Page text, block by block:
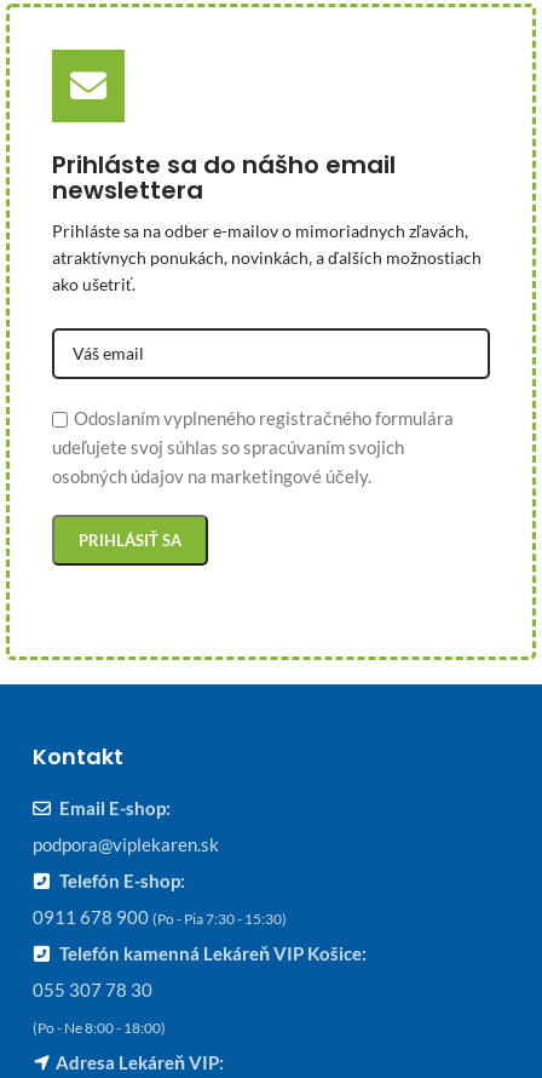
Prihláste sa do nášho email
newslettera
Prihláste sa na odber e-mailov o mimoriadnych zľavách,
atraktívnych ponukách, novinkách, a ďalších možnostiach
ako ušetriť.
Odoslaním vyplneného registračného formulára
udeľujete svoj súhlas so spracúvaním svojich
osobných údajov na marketingové účely.
Kontakt
Email E-shop:
podpora@viplekaren.sk
Telefón E-shop:
0911 678 900 (Po - Pia 7:30 - 15:30)
Telefón kamenná Lekáreň VIP Košice:
055 307 78 30
(Po - Ne 8:00 - 18:00)
Adresa Lekáreň VIP: